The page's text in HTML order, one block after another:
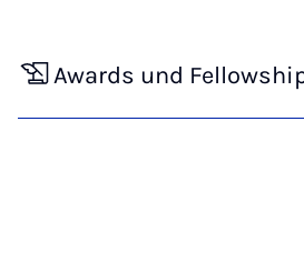
Awards und